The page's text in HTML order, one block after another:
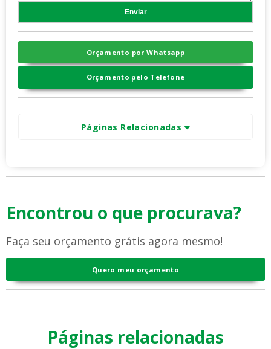
Orçamento por Whatsapp
Orçamento pelo Telefone
Páginas Relacionadas
Encontrou o que procurava?
Faça seu orçamento grátis agora mesmo!
Quero meu orçamento
Páginas relacionadas